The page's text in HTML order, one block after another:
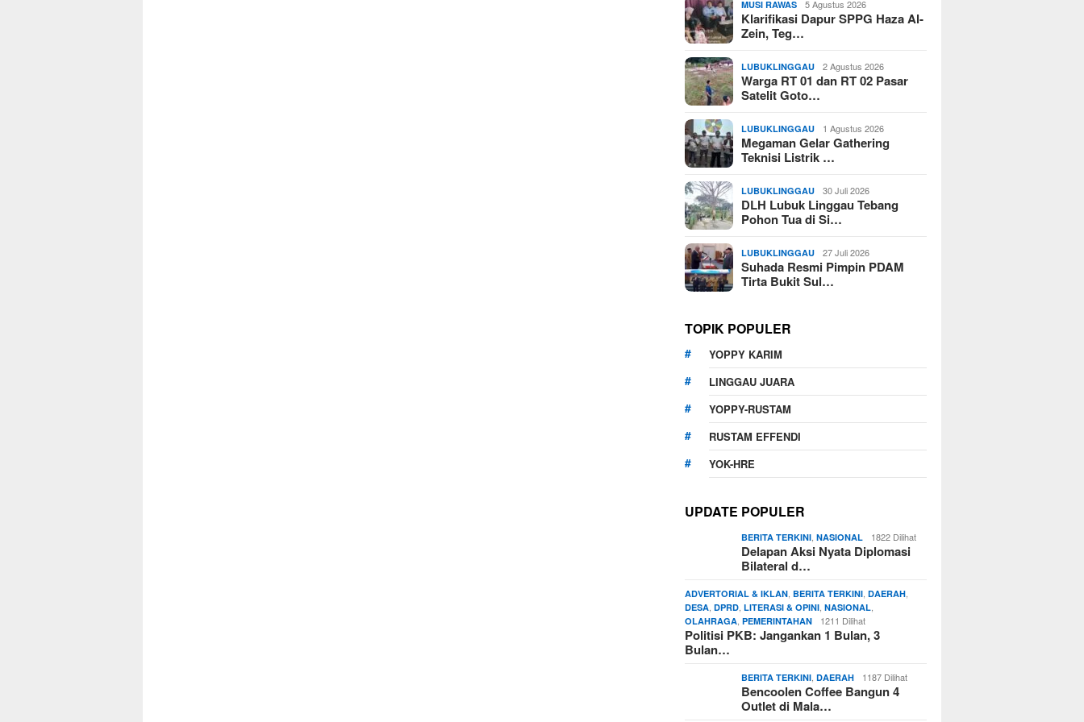
MUSI RAWAS 5 Agustus 2026
Klarifikasi Dapur SPPG Haza Al-
Zein, Teg…
LUBUKLINGGAU 2 Agustus 2026
Warga RT 01 dan RT 02 Pasar
Satelit Goto…
LUBUKLINGGAU 1 Agustus 2026
Megaman Gelar Gathering
Teknisi Listrik …
LUBUKLINGGAU 30 Juli 2026
DLH Lubuk Linggau Tebang
Pohon Tua di Si…
LUBUKLINGGAU 27 Juli 2026
Suhada Resmi Pimpin PDAM
Tirta Bukit Sul…
TOPIK POPULER
YOPPY KARIM
LINGGAU JUARA
YOPPY-RUSTAM
RUSTAM EFFENDI
YOK-HRE
UPDATE POPULER
BERITA TERKINI,NASIONAL 1822 Dilihat
Delapan Aksi Nyata Diplomasi
Bilateral d…
ADVERTORIAL & IKLAN,BERITA TERKINI,DAERAH,
DESA,DPRD,LITERASI & OPINI,NASIONAL,
OLAHRAGA,PEMERINTAHAN 1211 Dilihat
Politisi PKB: Jangankan 1 Bulan, 3
Bulan…
BERITA TERKINI,DAERAH 1187 Dilihat
Bencoolen Coffee Bangun 4
Outlet di Mala…